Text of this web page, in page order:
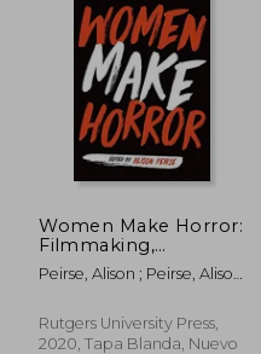
Women Make Horror:
Filmmaking,
Feminism, Genre (en
Inglés)
Peirse, Alison ; Peirse, Alison
Rutgers University Press,
2020, Tapa Blanda, Nuevo